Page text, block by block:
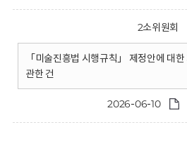
2소위원회
「미술진흥법 시행규칙」 제정안에 대
관한 건
2026-06-10